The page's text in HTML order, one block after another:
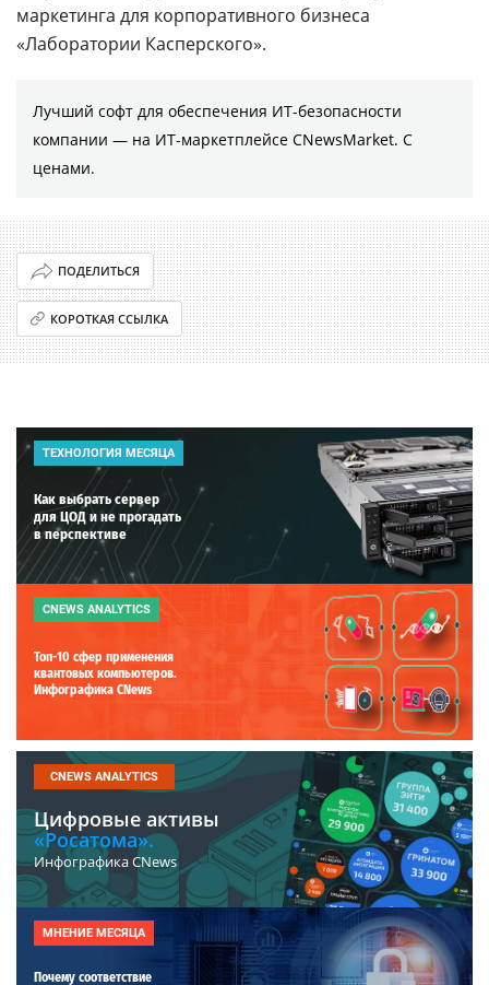
маркетинга для корпоративного бизнеса
«Лаборатории Касперского».
Лучший софт для обеспечения ИТ-безопасности
компании ― на ИТ-маркетплейсе CNewsMarket. С
ценами.
ПОДЕЛИТЬСЯ
КОРОТКАЯ ССЫЛКА
ТЕХНОЛОГИЯ МЕСЯЦА
Как выбрать сервер
для ЦОД и не прогадать
в перспективе
CNEWS ANALYTICS
Топ-10 сфер применения
квантовых компьютеров.
Инфографика CNews
CNEWS ANALYTICS
Цифровые активы
«Росатома».
Инфографика CNews
МНЕНИЕ МЕСЯЦА
Почему соответствие